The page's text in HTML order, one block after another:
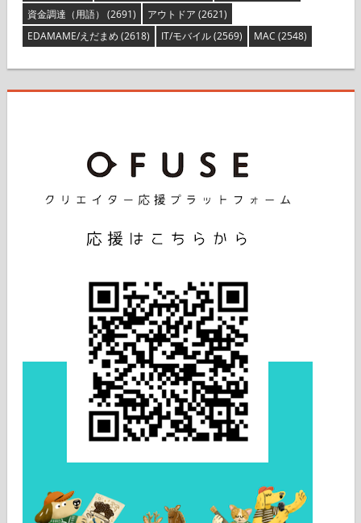
資金調達（用語） (2691) アウトドア (2621)
EDAMAME/えだまめ (2618) IT/モバイル(2569) MAC (2548)